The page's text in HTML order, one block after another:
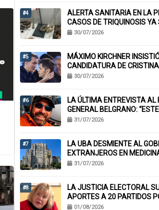
#4
ALERTA SANITARIA EN LA
CASOS DE TRIQUINOSIS
CONFIRMADOS
30/07/2026
#5
MÁXIMO KIRCHNER
CANDIDATURA DE
MENSAJE A KICILLOF?:
30/07/2026
#6
LA ÚLTIMA ENTREVISTA AL
GENERAL BELGRANO:
TRABAJOS CON MÁS
31/07/2026
#7
LA UBA DESMIENTE AL
EXTRANJEROS EN
EL 6,1%, NO EL 40%”
31/07/2026
#8
LA JUSTICIA ELECTORAL
APORTES A 20 PARTIDOS
FALTA DE BALANCES
01/08/2026